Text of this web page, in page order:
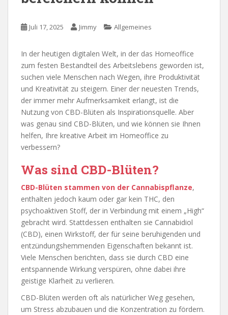
Juli 17, 2025 Jimmy Allgemeines
In der heutigen digitalen Welt, in der das Homeoffice
zum festen Bestandteil des Arbeitslebens geworden ist,
suchen viele Menschen nach Wegen, ihre Produktivität
und Kreativität zu steigern. Einer der neuesten Trends,
der immer mehr Aufmerksamkeit erlangt, ist die
Nutzung von CBD-Blüten als Inspirationsquelle. Aber
was genau sind CBD-Blüten, und wie können sie Ihnen
helfen, Ihre kreative Arbeit im Homeoffice zu
verbessern?
Was sind CBD-Blüten?
CBD-Blüten stammen von der Cannabispflanze,
enthalten jedoch kaum oder gar kein THC, den
psychoaktiven Stoff, der in Verbindung mit einem „High“
gebracht wird. Stattdessen enthalten sie Cannabidiol
(CBD), einen Wirkstoff, der für seine beruhigenden und
entzündungshemmenden Eigenschaften bekannt ist.
Viele Menschen berichten, dass sie durch CBD eine
entspannende Wirkung verspüren, ohne dabei ihre
geistige Klarheit zu verlieren.
CBD-Blüten werden oft als natürlicher Weg gesehen,
um Stress abzubauen und die Konzentration zu fördern.